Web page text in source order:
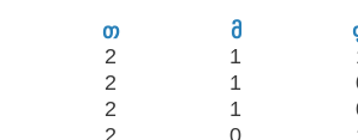
თ მ
2 1
2 1
2 1